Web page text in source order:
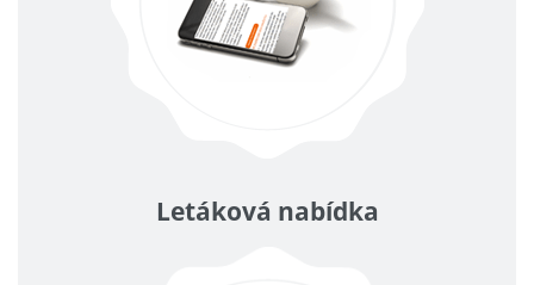
Letáková nabídka